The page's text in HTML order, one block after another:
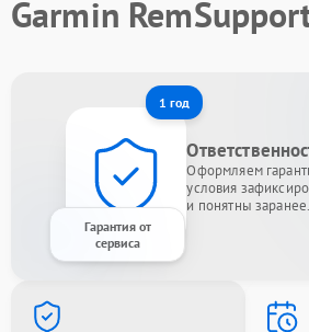
Garmin
1 год
Гарантия от
сервиса
Оформляем
условия
и понятны заранее.